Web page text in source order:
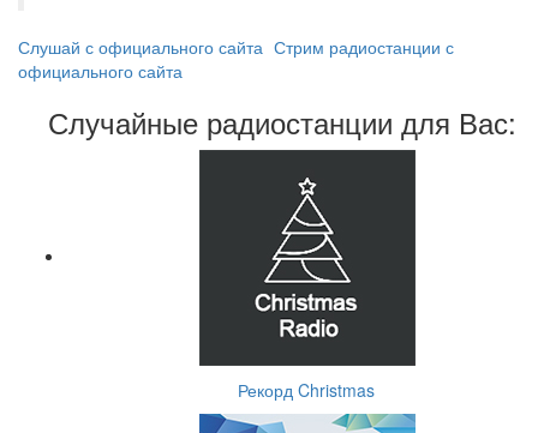
Слушай с официального сайта Стрим радиостанции с
официального сайта
Случайные радиостанции для Вас:
Рекорд Christmas